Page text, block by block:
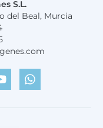
S.L.
del Beal, Murcia
Y
o
u
W
h
a